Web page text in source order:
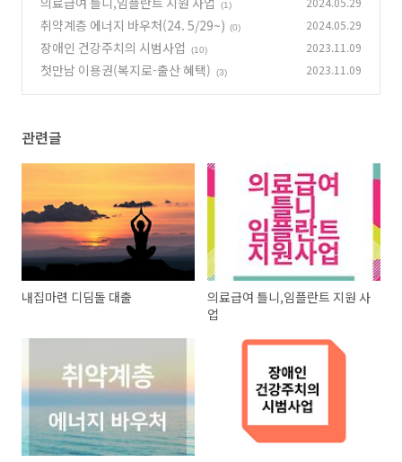
(1)
취약계층 에너지 바우처(24. 5/29~) (0) 2024.05.29
장애인 건강주치의 시범사업 (10) 2023.11.09
첫만남 이용권(복지로-출산 혜택) (3) 2023.11.09
관련글
내집마련 디딤돌 대출
의료급여 틀니,임플란트 지원 사
업